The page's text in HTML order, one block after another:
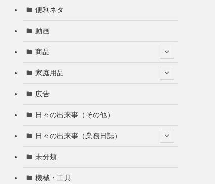
便利ネタ
動画
商品
家庭用品
広告
日々の出来事（その他）
日々の出来事（業務日誌）
未分類
機械・工具